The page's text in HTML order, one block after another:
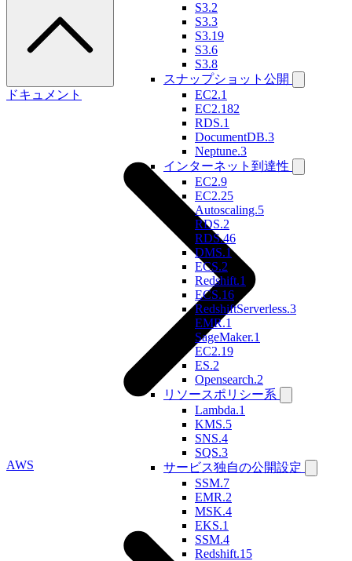
S3.2
S3.3
S3.19
S3.6
S3.8
スナップショット公開
EC2.1
EC2.182
RDS.1
DocumentDB.3
Neptune.3
インターネット到達性
EC2.9
EC2.25
Autoscaling.5
RDS.2
RDS.46
DMS.1
ECS.2
Redshift.1
ECS.16
RedshiftServerless.3
EMR.1
SageMaker.1
EC2.19
ES.2
Opensearch.2
リソースポリシー系
Lambda.1
KMS.5
SNS.4
SQS.3
サービス独自の公開設定
SSM.7
EMR.2
MSK.4
EKS.1
SSM.4
Redshift.15
ドキュメント
AWS